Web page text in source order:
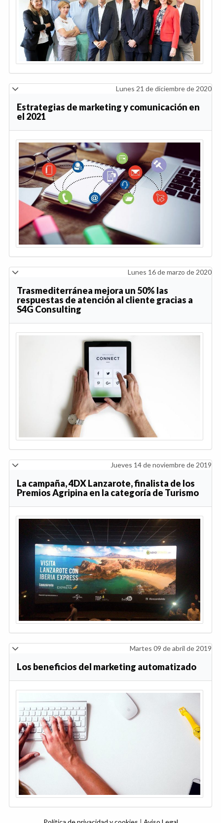
Lunes 21 de diciembre de 2020
Estrategias de marketing y comunicación en
el 2021
Lunes 16 de marzo de 2020
Trasmediterránea mejora un 50% las
respuestas de atención al cliente gracias a
S4G Consulting
Jueves 14 de noviembre de 2019
La campaña, 4DX Lanzarote, finalista de los
Premios Agripina en la categoría de Turismo
Martes 09 de abril de 2019
Los beneficios del marketing automatizado